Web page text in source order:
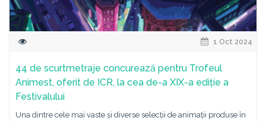
1 Oct 2024
44 de scurtmetraje concurează pentru Trofeul
Animest, oferit de ICR, la cea de-a XIX-a ediție a
Festivalului
Una dintre cele mai vaste și diverse selecții de animații produse în